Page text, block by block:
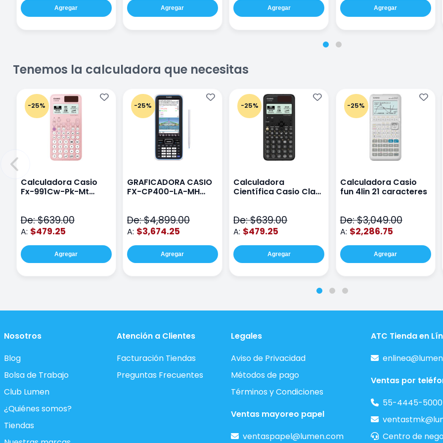
Agregar Agregar Agregar Agregar
Tenemos la calculadora que necesitas
-25%
Calculadora Casio
Fx-991Cw-Pk-Mt
De: $639.00
A: $479.25
Agregar
-25%
GRAFICADORA CASIO
FX-CP400-LA-MH
De: $4,899.00
A: $3,674.25
Agregar
-25%
Calculadora
Científica Casio Class
De: $639.00
A: $479.25
Agregar
-25%
Calculadora Casio
fun 4lin 21 caracteres
De: $3,049.00
A: $2,286.75
Agregar
Nosotros
Blog
Bolsa de Trabajo
Club Lumen
¿Quiénes somos?
Tiendas
Atención a Clientes
Facturación Tiendas
Preguntas Frecuentes
Legales
Aviso de Privacidad
Métodos de pago
Términos y Condiciones
Ventas mayoreo papel
ventaspapel@lumen.com
ATC Tienda en
Ventas por
55-4445-5000
Centro de